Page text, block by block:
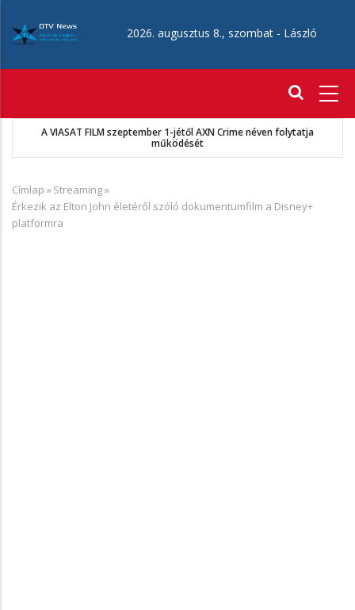
tartalomra
2026. augusztus 8., szombat - László
MKSZ-Sport TV megállapodás
Morzsa
Címlap »Streaming»
Érkezik az Elton John életéről szóló dokumentumfilm a Disney+
platformra